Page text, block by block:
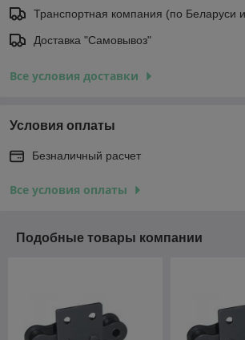
Транспортная компания (по Беларуси
Доставка "Самовывоз"
Все условия доставки
Условия оплаты
Безналичный расчет
Все условия оплаты
Подобные товары компании